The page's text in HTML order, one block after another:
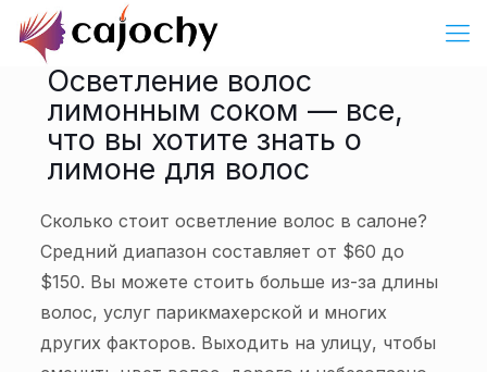
Осветление волос
лимонным соком — все,
что вы хотите знать о
лимоне для волос
Сколько стоит осветление волос в салоне?
Средний диапазон составляет от $60 до
$150. Вы можете стоить больше из-за длины
волос, услуг парикмахерской и многих
других факторов. Выходить на улицу, чтобы